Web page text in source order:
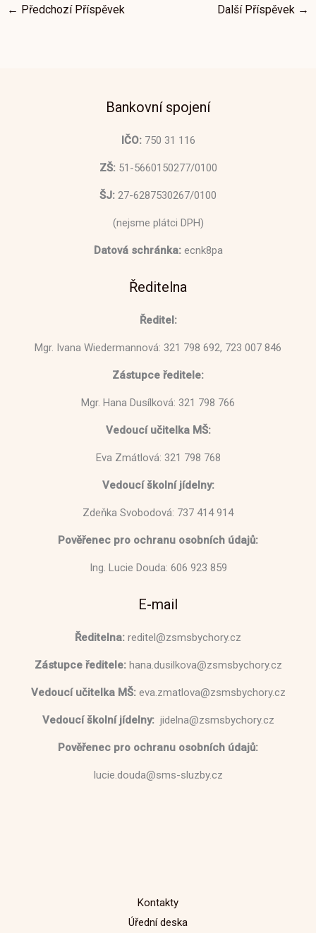
← Předchozí Příspěvek Další Příspěvek →
Bankovní spojení
IČO:750 31 116
ZŠ:51-5660150277/0100
ŠJ: 27-6287530267/0100
(nejsme plátci DPH)
Datová schránka:ecnk8pa
Ředitelna
Ředitel:
Mgr. Ivana Wiedermannová: 321 798 692, 723 007 846
Zástupce ředitele:
Mgr. Hana Dusílková: 321 798 766
Vedoucí učitelka MŠ:
Eva Zmátlová: 321 798 768
Vedoucí školní jídelny:
Zdeňka Svobodová: 737 414 914
Pověřenec pro ochranu osobních údajů:
Ing. Lucie Douda: 606 923 859
E-mail
Ředitelna: reditel@zsmsbychory.cz
Zástupce ředitele:hana.dusilkova@zsmsbychory.cz
Vedoucí učitelka MŠ:eva.zmatlova@zsmsbychory.cz
Vedoucí školní jídelny: jidelna@zsmsbychory.cz
Pověřenec pro ochranu osobních údajů:
lucie.douda@sms-sluzby.cz
Kontakty
Úřední deska